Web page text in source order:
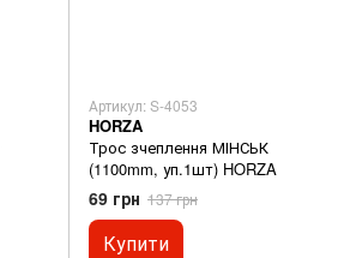
Артикул: S-4053
HORZA
Трос зчеплення МІНСЬК
(1100mm, уп.1шт) HORZA
69 грн 137 грн
Купити